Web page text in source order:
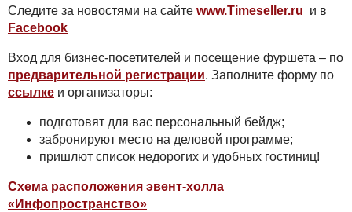
Следите за новостями на сайте www.Timeseller.ru и в
Facebook
Вход для бизнес-посетителей и посещение фуршета – по
предварительной регистрации. Заполните форму по
ссылке и организаторы:
подготовят для вас персональный бейдж;
забронируют место на деловой программе;
пришлют список недорогих и удобных гостиниц!
Схема расположения эвент-холла
«Инфопространство»